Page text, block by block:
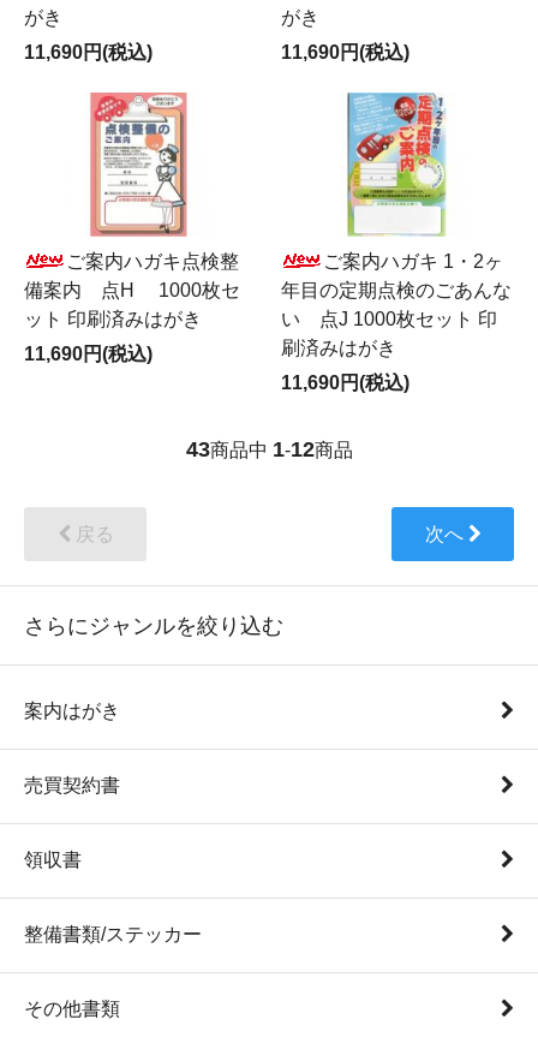
がき
11,690円(税込)
がき
11,690円(税込)
ご案内ハガキ点検整
備案内 点H 1000枚セ
ット 印刷済みはがき
11,690円(税込)
ご案内ハガキ 1・2ヶ
年目の定期点検のごあんな
い 点J 1000枚セット 印
刷済みはがき
11,690円(税込)
43商品中 1-12商品
戻る 次へ
さらにジャンルを絞り込む
案内はがき
売買契約書
領収書
整備書類/ステッカー
その他書類